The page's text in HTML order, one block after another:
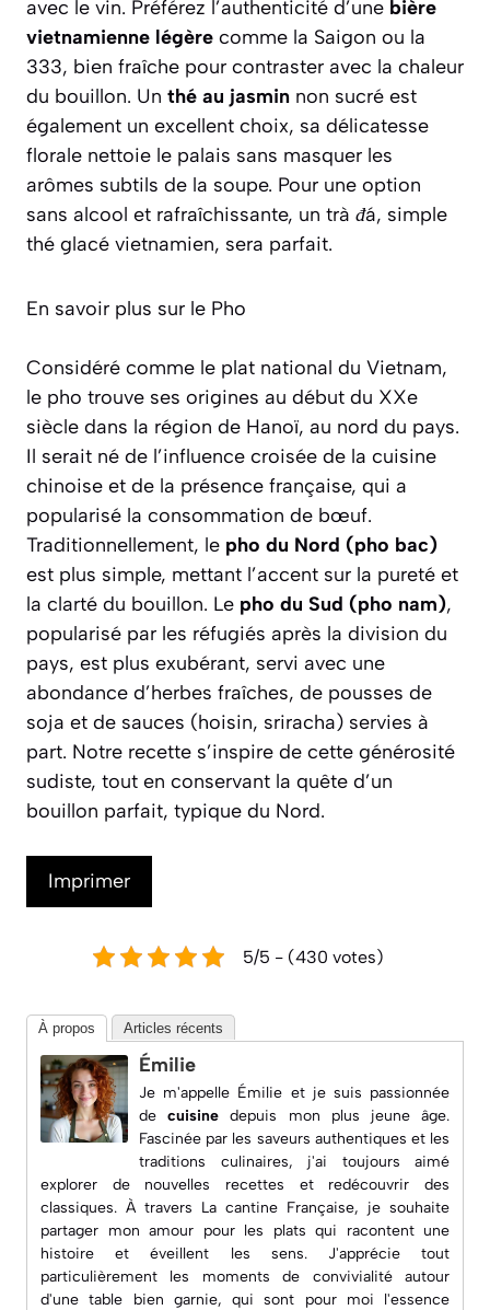
avec le vin. Préférez l’authenticité d’une bière
vietnamienne légère comme la Saigon ou la
333, bien fraîche pour contraster avec la chaleur
du bouillon. Un thé au jasmin non sucré est
également un excellent choix, sa délicatesse
florale nettoie le palais sans masquer les
arômes subtils de la soupe. Pour une option
sans alcool et rafraîchissante, un trà đá, simple
thé glacé vietnamien, sera parfait.
En savoir plus sur le Pho
Considéré comme le plat national du Vietnam,
le pho trouve ses origines au début du XXe
siècle dans la région de Hanoï, au nord du pays.
Il serait né de l’influence croisée de la cuisine
chinoise et de la présence française, qui a
popularisé la consommation de bœuf.
Traditionnellement, le pho du Nord (pho bac)
est plus simple, mettant l’accent sur la pureté et
la clarté du bouillon. Le pho du Sud (pho nam),
popularisé par les réfugiés après la division du
pays, est plus exubérant, servi avec une
abondance d’herbes fraîches, de pousses de
soja et de sauces (hoisin, sriracha) servies à
part. Notre recette s’inspire de cette générosité
sudiste, tout en conservant la quête d’un
bouillon parfait, typique du Nord.
Imprimer
5/5 - (430 votes)
À propos Articles récents
Émilie
Je m'appelle Émilie et je suis passionnée
decuisine depuis mon plus jeune âge.
Fascinée par les saveurs authentiques et les
traditions culinaires, j'ai toujours aimé
explorer de nouvelles recettes et redécouvrir des
classiques. À travers La cantine Française, je souhaite
partager mon amour pour les plats qui racontent une
histoire et éveillent les sens. J'apprécie tout
particulièrement les moments de convivialité autour
d'une table bien garnie, qui sont pour moi l'essence